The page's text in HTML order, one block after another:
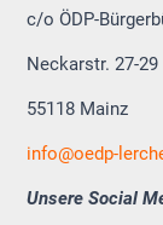
c/o ÖDP-
Neckarstr. 27-29
55118 Mainz
info oedp-
Unsere Social